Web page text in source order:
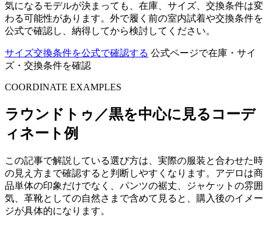
気になるモデルが決まっても、在庫、サイズ、交換条件は変
わる可能性があります。外で履く前の室内試着や交換条件を
公式で確認し、納得してから検討してください。
サイズ交換条件を公式で確認する 公式ページで在庫・サイ
ズ・交換条件を確認
COORDINATE EXAMPLES
ラウンドトゥ／黒を中心に見るコーデ
ィネート例
この記事で解説している選び方は、実際の服装と合わせた時
の見え方まで確認すると判断しやすくなります。アデロは商
品単体の印象だけでなく、パンツの裾丈、ジャケットの雰囲
気、革靴としての自然さまで含めて見ると、購入後のイメー
ジが具体的になります。